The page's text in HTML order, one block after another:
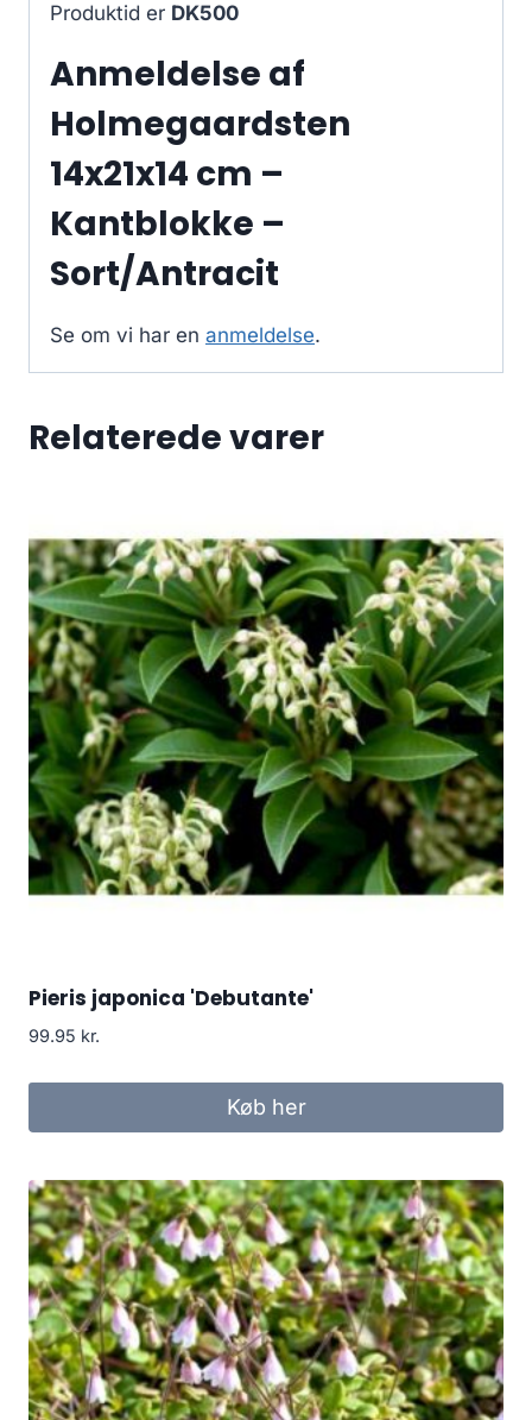
Produktid er DK500
Anmeldelse af
Holmegaardsten
14x21x14 cm –
Kantblokke –
Sort/Antracit
Se om vi har en anmeldelse.
Relaterede varer
Pieris japonica 'Debutante'
99.95 kr.
Køb her